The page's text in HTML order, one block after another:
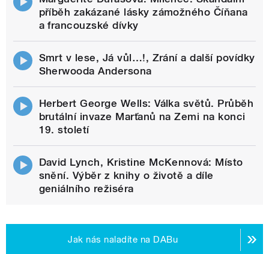
příběh zakázané lásky zámožného Číňana
a francouzské dívky
Smrt v lese, Já vůl…!, Zrání a další povídky
Sherwooda Andersona
Herbert George Wells: Válka světů. Průběh
brutální invaze Marťanů na Zemi na konci
19. století
David Lynch, Kristine McKennová: Místo
snění. Výběr z knihy o životě a díle
geniálního režiséra
Jak nás naladíte na DABu